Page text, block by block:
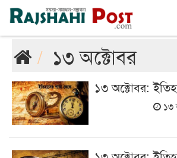
রাজশাহী রবিবার, ৯ই আগস্ট ২০২৬, ২৬শে শ্রাবণ ১৪৩৩
১৩ অক্টোবর
১৩ অক্টোবর:
১৩